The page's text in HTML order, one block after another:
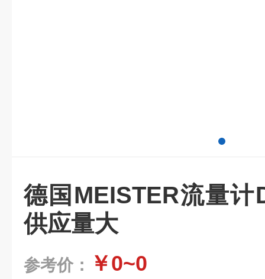
德国MEISTER流量计
供应量大
参考价： ￥0~0